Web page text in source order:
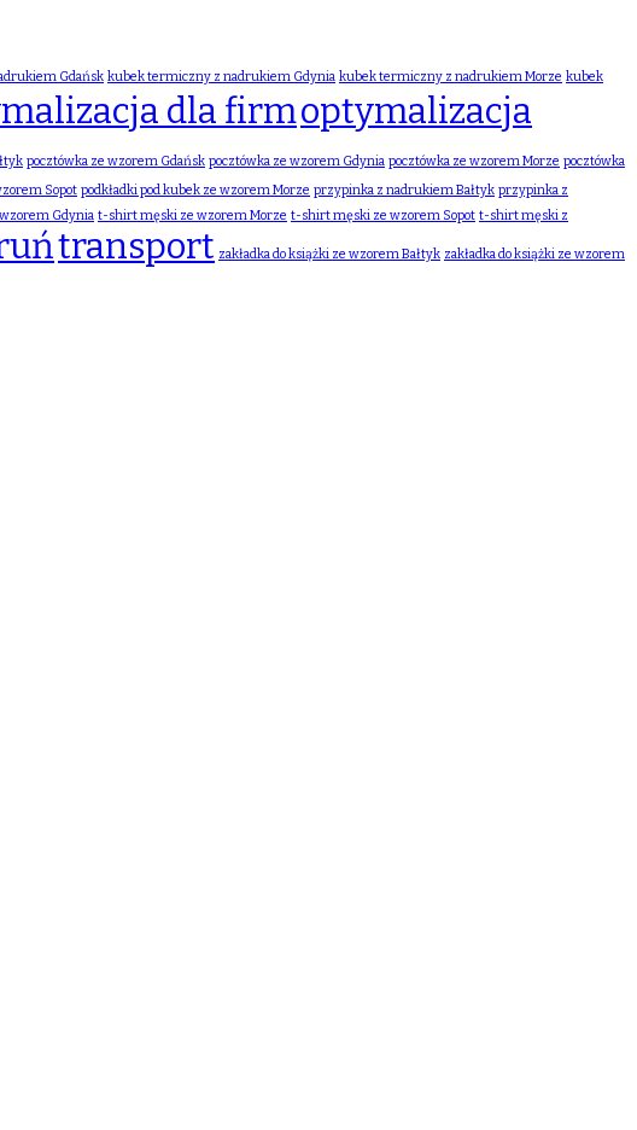
Gdańsk kubek termiczny z nadrukiem Gdynia kubek termiczny z nadrukiem Morze kubek
dla firmoptymalizacja
pocztówka ze wzorem Gdańsk pocztówka ze wzorem Gdynia pocztówka ze wzorem Morze pocztówka
Sopot podkładki pod kubek ze wzorem Morze przypinka z nadrukiem Bałtyk przypinka z
Gdynia t-shirt męski ze wzorem Morze t-shirt męski ze wzorem Sopot t-shirt męski z
transport zakładka do książki ze wzorem Bałtyk zakładka do książki ze wzorem